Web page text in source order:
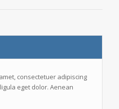
consectetuer adipiscing
eget dolor. Aenean